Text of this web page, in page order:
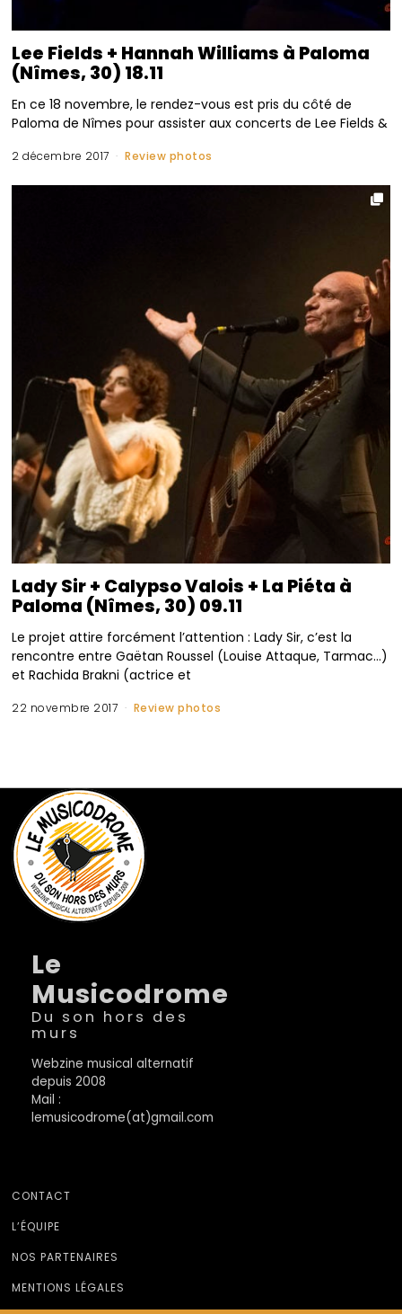
Lee Fields + Hannah Williams à Paloma
(Nîmes, 30) 18.11
En ce 18 novembre, le rendez-vous est pris du côté de
Paloma de Nîmes pour assister aux concerts de Lee Fields &
2 décembre 2017 Review photos
Lady Sir + Calypso Valois + La Piéta à
Paloma (Nîmes, 30) 09.11
Le projet attire forcément l’attention : Lady Sir, c’est la
rencontre entre Gaëtan Roussel (Louise Attaque, Tarmac…)
et Rachida Brakni (actrice et
22 novembre 2017 Review photos
Le
Musicodrome
Du son hors des
murs
Webzine musical alternatif
depuis 2008
Mail :
lemusicodrome(at)gmail.com
CONTACT
L’ÉQUIPE
NOS PARTENAIRES
MENTIONS LÉGALES